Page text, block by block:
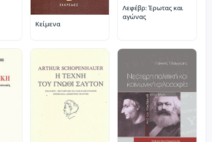
Κείμενα
Λεφέβρ: Έρωτας και
αγώνας